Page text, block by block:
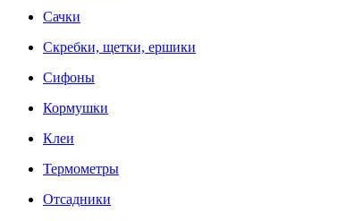
Сачки
Скребки, щетки, ершики
Сифоны
Кормушки
Клеи
Термометры
Отсадники